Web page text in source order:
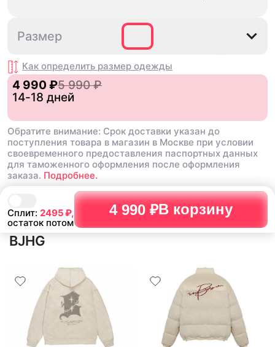
Сплит: 2495₽,
остаток потом
4 990 ₽В корзину
Размер
Как определить размер одежды
4 990 ₽5 990 ₽
14-18 дней
Обратите внимание: Срок доставки указан до
поступления товара в магазин в Москве при условии
своевременного предоставления паспортных данных
для таможенного оформления после оформления
заказа. Подробнее.
BJHG